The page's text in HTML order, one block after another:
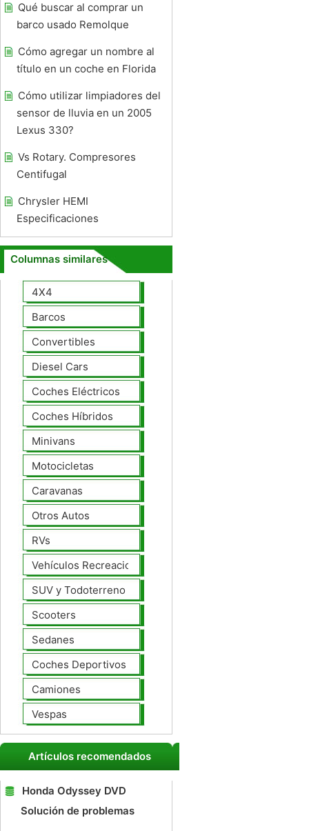
Qué buscar al comprar un
barco usado Remolque
Cómo agregar un nombre al
título en un coche en Florida
Cómo utilizar limpiadores del
sensor de lluvia en un 2005
Lexus 330?
Vs Rotary. Compresores
Centifugal
Chrysler HEMI
Especificaciones
Columnas similares
4X4
Barcos
Convertibles
Diesel Cars
Coches Eléctricos
Coches Híbridos
Minivans
Motocicletas
Caravanas
Otros Autos
RVs
Vehículos Recreacionales
SUV y Todoterreno
Scooters
Sedanes
Coches Deportivos
Camiones
Vespas
Artículos recomendados
Honda Odyssey DVD
Solución de problemas